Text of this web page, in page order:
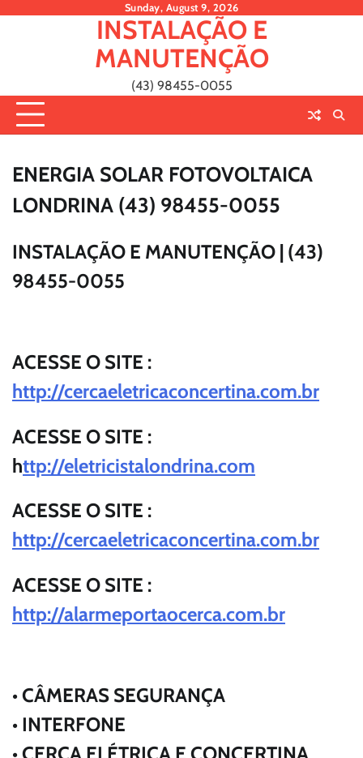
Sunday, August 9, 2026
INSTALAÇÃO E
MANUTENÇÃO
(43) 98455-0055
ENERGIA SOLAR FOTOVOLTAICA
LONDRINA (43) 98455-0055
INSTALAÇÃO E MANUTENÇÃO | (43)
98455-0055
ACESSE O SITE :
http://cercaeletricaconcertina.com.br
ACESSE O SITE :
http://eletricistalondrina.com
ACESSE O SITE :
http://cercaeletricaconcertina.com.br
ACESSE O SITE :
http://alarmeportaocerca.com.br
• CÂMERAS SEGURANÇA
• INTERFONE